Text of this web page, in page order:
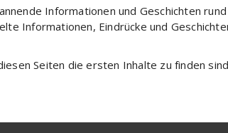
Informationen und Geschichten
Informationen, Eindrücke und
Seiten die ersten Inhalte zu finden